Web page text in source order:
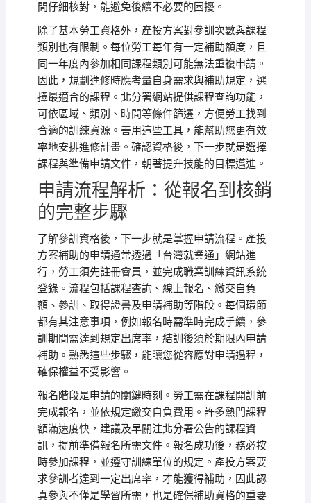
間仔細核對，能避免後續不必要的困擾。
除了基本勞工資格外，產投方案對參訓次數與課程
類別也有限制。每位勞工每年有一定補助額度，且
同一年度內參加相同課程類別可能無法重複申請。
因此，規劃進修時應考量自身需求與補助規定，選
擇最適合的課程。北分署網站提供課程查詢功能，
可依區域、類別、時間等條件篩選，方便勞工找到
合適的訓練資源。善用這些工具，能幫助您更有效
率地安排進修計畫。確認資格後，下一步就是選擇
課程與準備申請文件，朝著提升技能的目標邁進。
申請流程解析：從報名到核銷
的完整步驟
了解參訓資格後，下一步就是掌握申請流程。產投
方案補助的申請通常透過「台灣就業通」網站進
行，勞工須先註冊會員，並完成職業訓練資訊系統
登錄。流程包括課程查詢、線上報名、繳交自負
額、參訓、取得證書及申請補助等階段。每個環節
都有其注意事項，例如報名時需準時完成手續，參
訓期間需達到規定出席率，結訓後須於期限內申請
補助。熟悉這些步驟，能讓您從容應對申請過程，
確保權益不受影響。
報名階段是申請的關鍵時刻。勞工需在課程開訓前
完成報名，並依規定繳交自負費用。許多熱門課程
額滿速度快，建議及早關注北分署公告的課程資
訊，提前準備報名所需文件。報名成功後，務必按
時參加課程，並遵守訓練單位的規定。產投方案要
求參訓者達到一定出席率，才能獲得補助，因此認
真參與不僅是學習所需，也是確保補助資格的重要